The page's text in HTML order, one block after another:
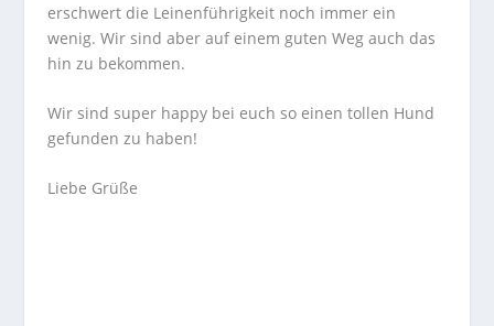
erschwert die Leinenführigkeit noch immer ein
wenig. Wir sind aber auf einem guten Weg auch das
hin zu bekommen.
Wir sind super happy bei euch so einen tollen Hund
gefunden zu haben!
Liebe Grüße